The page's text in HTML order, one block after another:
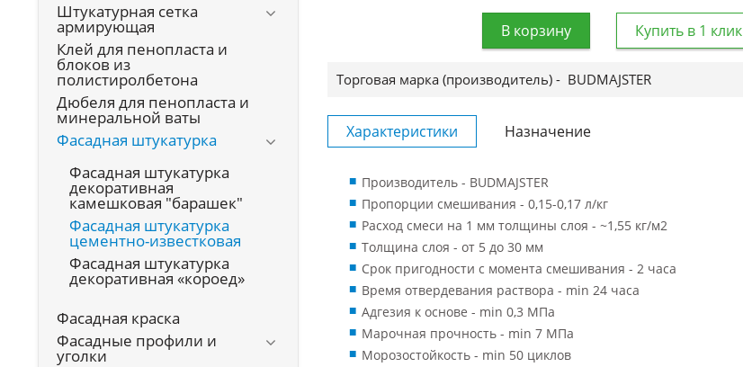
Штукатурная сетка
армирующая
Клей для пенопласта и
блоков из
полистиролбетона
Дюбеля для пенопласта и
минеральной ваты
Фасадная штукатурка
Фасадная штукатурка
декоративная
камешковая "барашек"
Фасадная штукатурка
цементно-известковая
Фасадная штукатурка
декоративная «короед»
Фасадная краска
Фасадные профили и
уголки
В корзину Купить в 1 клик
Торговая марка (производитель) - BUDMAJSTER
Характеристики Назначение
Производитель - BUDMAJSTER
Пропорции смешивания - 0,15-0,17 л/кг
Расход смеси на 1 мм толщины слоя - ~1,55 кг/м2
Толщина слоя - от 5 до 30 мм
Срок пригодности с момента смешивания - 2 часа
Время отвердевания раствора - min 24 часа
Адгезия к основе - min 0,3 МПа
Марочная прочность - min 7 МПа
Морозостойкость - min 50 циклов